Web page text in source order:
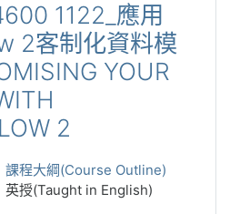
1122_應用
2客制化資料模
YOUR
2
課程大綱(Course Outline)
英授(Taught in English)